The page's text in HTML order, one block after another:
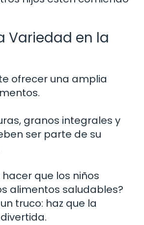
Variedad en la
ofrecer una amplia
granos integrales y
ser parte de su
hacer que los niños
alimentos saludables?
truco: haz que la